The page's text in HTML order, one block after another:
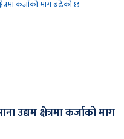
उद्यम क्षेत्रमा कर्जाको माग